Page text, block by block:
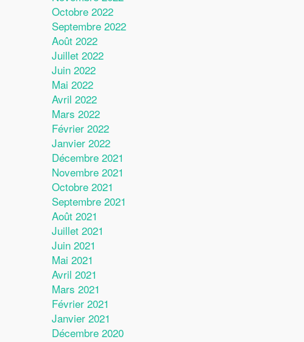
Octobre 2022
Septembre 2022
Août 2022
Juillet 2022
Juin 2022
Mai 2022
Avril 2022
Mars 2022
Février 2022
Janvier 2022
Décembre 2021
Novembre 2021
Octobre 2021
Septembre 2021
Août 2021
Juillet 2021
Juin 2021
Mai 2021
Avril 2021
Mars 2021
Février 2021
Janvier 2021
Décembre 2020